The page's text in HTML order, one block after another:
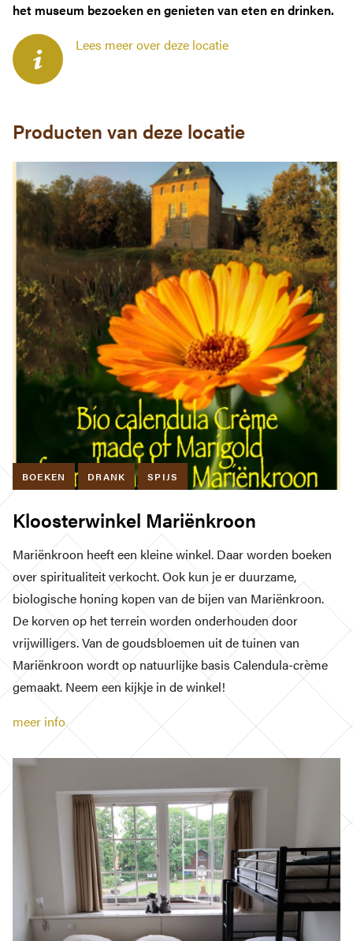
Ons Kloosterpad
Rondwandelingen
Praktische informatie
Kloosterwinkel
Podcast en verhalen
het museum bezoeken en genieten van eten en drinken.
Lees meer over deze locatie
Producten van deze locatie
BOEKEN DRANK SPIJS
Kloosterwinkel Mariënkroon
Mariënkroon heeft een kleine winkel. Daar worden boeken
over spiritualiteit verkocht. Ook kun je er duurzame,
biologische honing kopen van de bijen van Mariënkroon.
De korven op het terrein worden onderhouden door
vrijwilligers. Van de goudsbloemen uit de tuinen van
Mariënkroon wordt op natuurlijke basis Calendula-crème
gemaakt. Neem een kijkje in de winkel!
meer info